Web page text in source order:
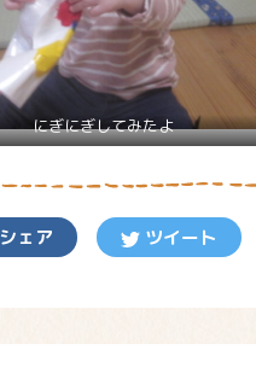
にぎにぎしてみたよ
シェア ツイート